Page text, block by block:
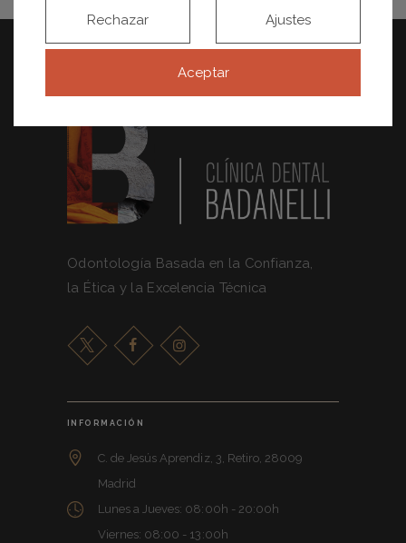
Odontología Basada en la Confianza,
la Ética y la Excelencia Técnica
INFORMACIÓN
C. de Jesús Aprendiz, 3, Retiro, 28009
Madrid
Lunes a Jueves: 08:00h - 20:00h
Viernes: 08:00 - 13:00h
Aceptar
Rechazar Ajustes